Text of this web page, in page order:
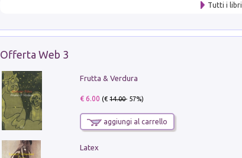
Tutti i libri
Offerta Web 3
Frutta & Verdura
€ 6.00 (€14.00- 57%)
aggiungi al carrello
Latex